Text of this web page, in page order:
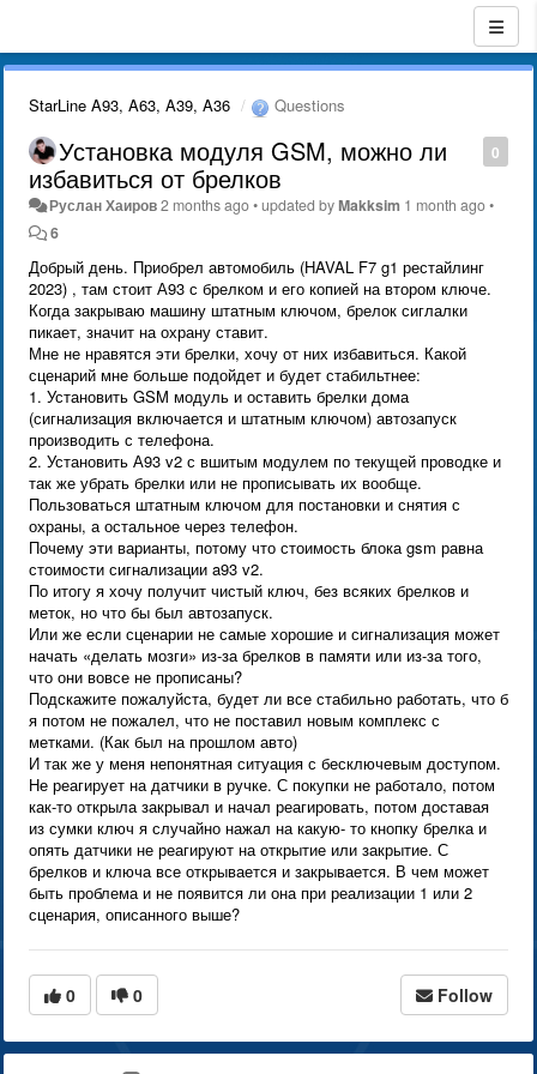
StarLine A93, A63, A39, A36 Questions
0
Установка модуля GSM, можно ли
избавиться от брелков
Руслан Хаиров2 months ago•updated byMakksim 1 month ago•
6
Добрый день. Приобрел автомобиль (HAVAL F7 g1 рестайлинг
2023) , там стоит А93 с брелком и его копией на втором ключе.
Когда закрываю машину штатным ключом, брелок сиглалки
пикает, значит на охрану ставит.
Мне не нравятся эти брелки, хочу от них избавиться. Какой
сценарий мне больше подойдет и будет стабильтнее:
1. Установить GSM модуль и оставить брелки дома
(сигнализация включается и штатным ключом) автозапуск
производить с телефона.
2. Установить А93 v2 с вшитым модулем по текущей проводке и
так же убрать брелки или не прописывать их вообще.
Пользоваться штатным ключом для постановки и снятия с
охраны, а остальное через телефон.
Почему эти варианты, потому что стоимость блока gsm равна
стоимости сигнализации a93 v2.
По итогу я хочу получит чистый ключ, без всяких брелков и
меток, но что бы был автозапуск.
Или же если сценарии не самые хорошие и сигнализация может
начать «делать мозги» из-за брелков в памяти или из-за того,
что они вовсе не прописаны?
Подскажите пожалуйста, будет ли все стабильно работать, что б
я потом не пожалел, что не поставил новым комплекс с
метками. (Как был на прошлом авто)
И так же у меня непонятная ситуация с бесключевым доступом.
Не реагирует на датчики в ручке. С покупки не работало, потом
как-то открыла закрывал и начал реагировать, потом доставая
из сумки ключ я случайно нажал на какую- то кнопку брелка и
опять датчики не реагируют на открытие или закрытие. С
брелков и ключа все открывается и закрывается. В чем может
быть проблема и не появится ли она при реализации 1 или 2
сценария, описанного выше?
0 0 Follow